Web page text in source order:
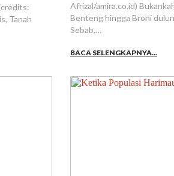
Tanah
Afrizal/amira.co.id)
Benteng hingga Broni
Sebab,…
BACA SELENGKAPNYA...